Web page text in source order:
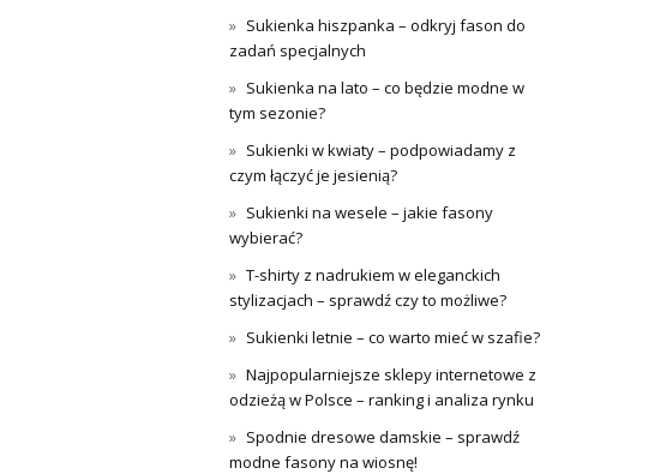
Sukienka hiszpanka – odkryj fason do
zadań specjalnych
Sukienka na lato – co będzie modne w
tym sezonie?
Sukienki w kwiaty – podpowiadamy z
czym łączyć je jesienią?
Sukienki na wesele – jakie fasony
wybierać?
T-shirty z nadrukiem w eleganckich
stylizacjach – sprawdź czy to możliwe?
Sukienki letnie – co warto mieć w szafie?
Najpopularniejsze sklepy internetowe z
odzieżą w Polsce – ranking i analiza rynku
Spodnie dresowe damskie – sprawdź
modne fasony na wiosnę!